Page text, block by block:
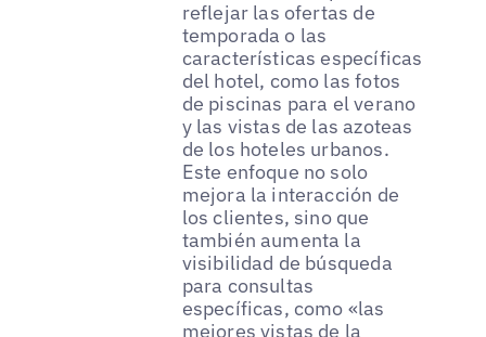
reflejar las ofertas de
temporada o las
características específicas
del hotel, como las fotos
de piscinas para el verano
y las vistas de las azoteas
de los hoteles urbanos.
Este enfoque no solo
mejora la interacción de
los clientes, sino que
también aumenta la
visibilidad de búsqueda
para consultas
específicas, como «las
mejores vistas de la